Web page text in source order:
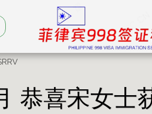
恭喜宋女士